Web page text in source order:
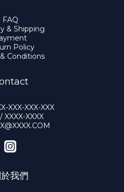
FAQ
& Shipping
Policy
Conditions
XXX-XXX-XXX
XXXX-XXXX
我們